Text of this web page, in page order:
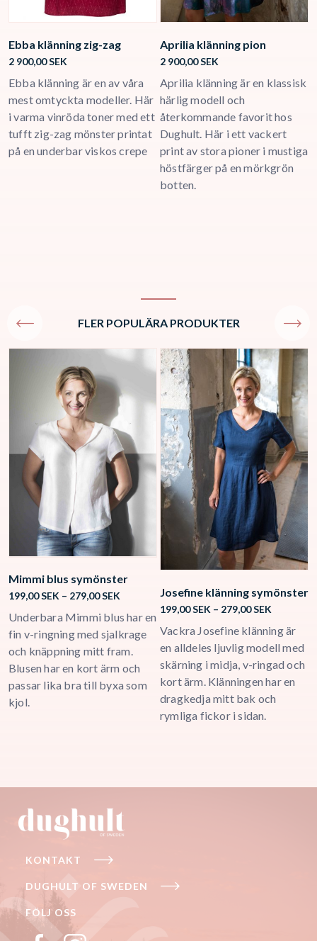
Ebba klänning zig-zag
2 900,00SEK
Ebba klänning är en av våra
mest omtyckta modeller. Här
i varma vinröda toner med ett
tufft zig-zag mönster printat
på en underbar viskos crepe
Aprilia klänning pion
2 900,00SEK
Aprilia klänning är en klassisk
härlig modell och
återkommande favorit hos
Dughult. Här i ett vackert
print av stora pioner i mustiga
höstfärger på en mörkgrön
botten.
FLER POPULÄRA PRODUKTER
Mimmi blus symönster
199,00SEK – 279,00SEK
199,00 SEK
through
279,00 SEK
Underbara Mimmi blus har en
fin v-ringning med sjalkrage
och knäppning mitt fram.
Blusen har en kort ärm och
passar lika bra till byxa som
kjol.
Josefine klänning symönster
199,00SEK – 279,00SEK
199,00
through
279,00
Vackra Josefine klänning är
en alldeles ljuvlig modell med
skärning i midja, v-ringad och
kort ärm. Klänningen har en
dragkedja mitt bak och
rymliga fickor i sidan.
KONTAKT
DUGHULT OF SWEDEN
FÖLJ OSS